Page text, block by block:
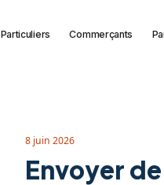
Particuliers Commerçants
8 juin 2026
Envoyer